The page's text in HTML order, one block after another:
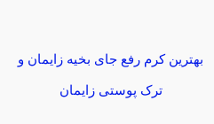
بهترین کرم رفع جای بخیه زایمان و
ترک پوستی زایمان